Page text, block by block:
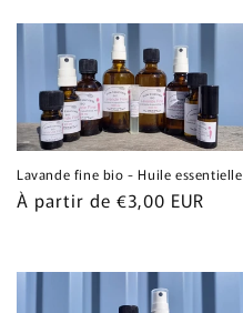
Lavande fine bio - Huile essentielle
Prix
À partir de €3,00 EUR